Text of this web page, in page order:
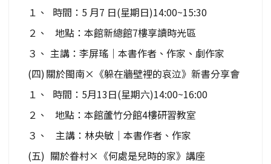
１、
時間：5 月7 日(星期日)14:00~15:30
２、
地點：本館新總館7樓享讀時光區
３、 主講：李屏瑤｜本書作者、作家、劇作家
(四)關於閩南×《躲在牆壁裡的哀泣》新書分享會
１、
時間：5月13日(星期六)14:00~16:00
２、
地點：本館蘆竹分館4樓研習教室
３、
主講：林央敏｜本書作者、作家
(五) 關於眷村×《何處是兒時的家》講座